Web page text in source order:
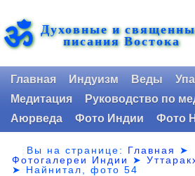
ॐ Духовные и
писания Востока
Главная Индуизм Веды
Медитация
Руководство по
Аюрведа
Фото Индии Фото
Вы на странице: Главная
➤
Фотогалереи Индии
➤
➤ Найнитал, фото 54